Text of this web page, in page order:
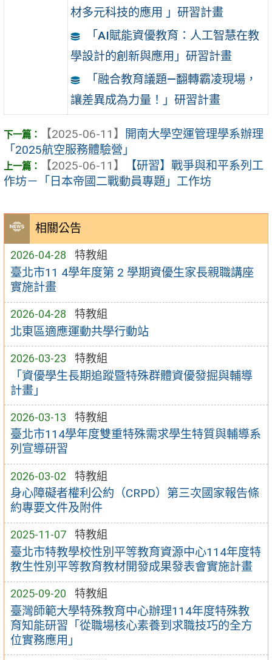
相關公告
2026-04-28 特教組
臺北市11 4學年度第 2 學期資優生家長親職講座
實施計畫
2026-04-28 特教組
北東區適應運動共學行動站
2026-03-23 特教組
「資優學生長期追蹤暨特殊群體資優發掘與輔導
計畫」
2026-03-13 特教組
臺北市114學年度雙重特殊需求學生特質與輔導系
列宣導研習
2026-03-02 特教組
身心障礙者權利公約（CRPD）第三次國家報告條
約專要文件及附件
2025-11-07 特教組
臺北市特教學校性別平等教育資源中心114年度特
教生性別平等教育教材開發成果發表會實施計畫
2025-09-20 特教組
臺灣師範大學特殊教育中心辦理114年度特殊教
育知能研習「從職場核心素養到求職技巧的全方
位實務應用」
材多元科技的應用 」研習計畫
「AI賦能資優教育：人工智慧在教
學設計的創新與應用」研習計畫
「融合教育議題—翻轉霸凌現場，
讓差異成為力量！」研習計畫
【2025-06-11】
開南大學空運管理學系辦理
「2025航空服務體驗營」
【2025-06-11】
【研習】戰爭與和平系列工
作坊－「日本帝國二戰動員專題」工作坊